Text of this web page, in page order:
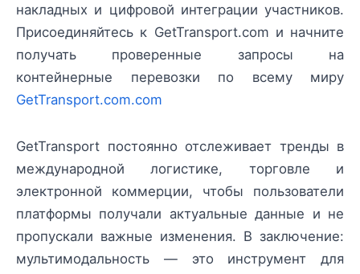
накладных и цифровой интеграции участников.
Присоединяйтесь к GetTransport.com и начните
получать проверенные запросы на
контейнерные перевозки по всему миру
GetTransport.com.com
GetTransport постоянно отслеживает тренды в
международной логистике, торговле и
электронной коммерции, чтобы пользователи
платформы получали актуальные данные и не
пропускали важные изменения. В заключение:
мультимодальность — это инструмент для